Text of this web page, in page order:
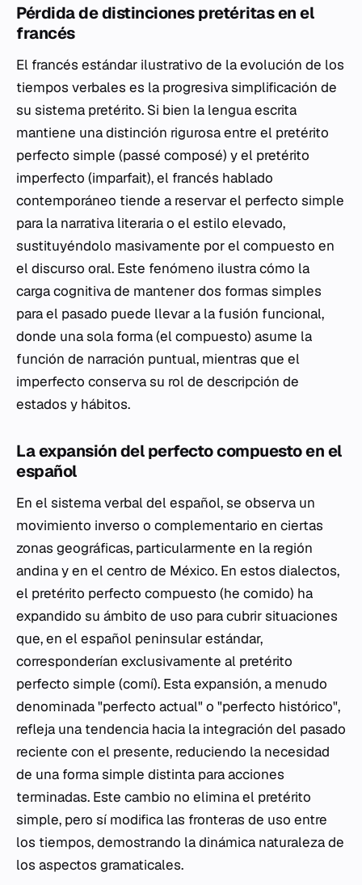
Pérdida de distinciones pretéritas en el
francés
El francés estándar ilustrativo de la evolución de los
tiempos verbales es la progresiva simplificación de
su sistema pretérito. Si bien la lengua escrita
mantiene una distinción rigurosa entre el pretérito
perfecto simple (passé composé) y el pretérito
imperfecto (imparfait), el francés hablado
contemporáneo tiende a reservar el perfecto simple
para la narrativa literaria o el estilo elevado,
sustituyéndolo masivamente por el compuesto en
el discurso oral. Este fenómeno ilustra cómo la
carga cognitiva de mantener dos formas simples
para el pasado puede llevar a la fusión funcional,
donde una sola forma (el compuesto) asume la
función de narración puntual, mientras que el
imperfecto conserva su rol de descripción de
estados y hábitos.
La expansión del perfecto compuesto en el
español
En el sistema verbal del español, se observa un
movimiento inverso o complementario en ciertas
zonas geográficas, particularmente en la región
andina y en el centro de México. En estos dialectos,
el pretérito perfecto compuesto (he comido) ha
expandido su ámbito de uso para cubrir situaciones
que, en el español peninsular estándar,
corresponderían exclusivamente al pretérito
perfecto simple (comí). Esta expansión, a menudo
denominada "perfecto actual" o "perfecto histórico",
refleja una tendencia hacia la integración del pasado
reciente con el presente, reduciendo la necesidad
de una forma simple distinta para acciones
terminadas. Este cambio no elimina el pretérito
simple, pero sí modifica las fronteras de uso entre
los tiempos, demostrando la dinámica naturaleza de
los aspectos gramaticales.